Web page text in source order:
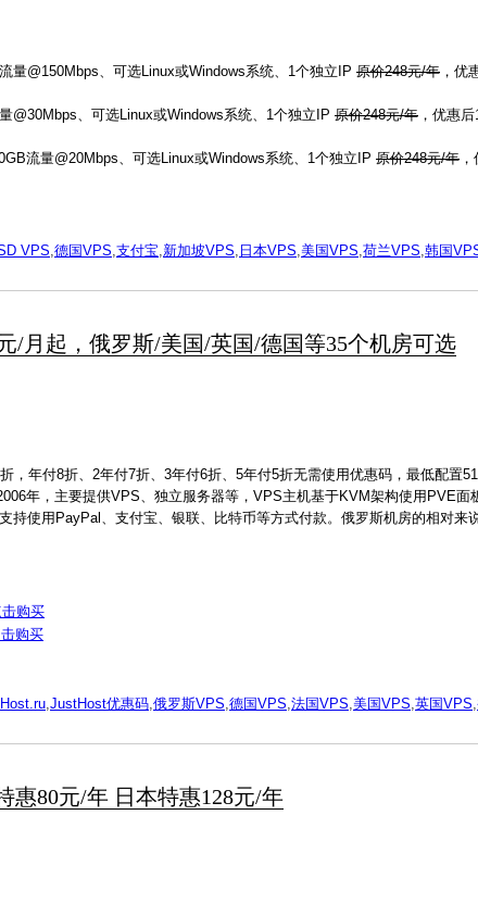
量@150Mbps、可选Linux或Windows系统、1个独立IP 原价248元/年 ，优
@30Mbps、可选Linux或Windows系统、1个独立IP 原价248元/年 ，优惠
流量@20Mbps、可选Linux或Windows系统、1个独立IP 原价248元/年
VPS 德国VPS 支付宝 新加坡VPS 日本VPS 美国VPS 荷兰VPS 韩国
/月起，俄罗斯/美国/英国/德国等35个机房可选
年付8折、2年付7折、3年付6折、5年付5折无需使用优惠码，最低配置
年，主要提供VPS、独立服务器等，VPS主机基于KVM架构使用PVE面
使用PayPal、支付宝、银联、比特币等方式付款。俄罗斯机房的相对来
击购买
购买
JustHost优惠码 俄罗斯VPS 德国VPS 法国VPS 美国VPS 英国VPS
惠80元/年 日本特惠128元/年